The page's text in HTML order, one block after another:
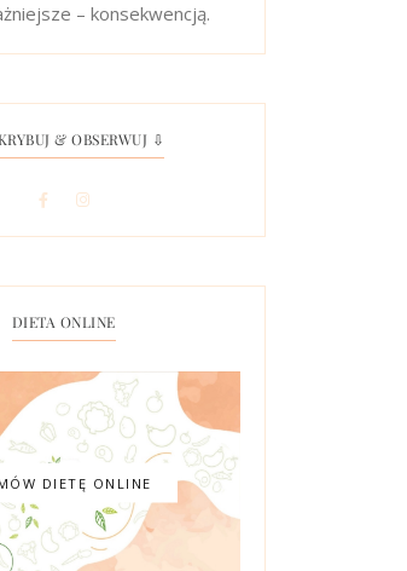
– konsekwencją.
& OBSERWUJ ⇩
DIETA ONLINE
DIETĘ ONLINE